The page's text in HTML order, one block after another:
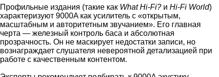
Профильные издания (такие как What Hi-Fi? и Hi-Fi World)
характеризуют 9000A как усилитель с «открытым,
масштабным и авторитетным звучанием». Его главная
черта — железный контроль баса и абсолютная
прозрачность. Он не маскирует недостатки записи, но
вознаграждает слушателя невероятной детализацией при
работе с качественным контентом.